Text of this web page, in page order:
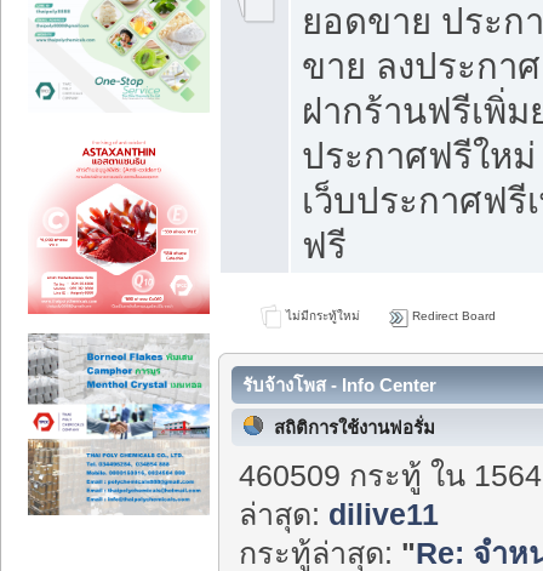
ยอดขาย ประก
ขาย ลงประกา
ฝากร้านฟรีเพิ่ม
ประกาศฟรีให
เว็บประกาศฟรี
ฟรี
ไม่มีกระทู้ใหม่ Redirect Board
รับจ้างโพส - Info Center
สถิติการใช้งานฟอรั่ม
460509 กระทู้ ใน
ล่าสุด: dilive11
กระทู้ล่าสุด: "Re: จำห